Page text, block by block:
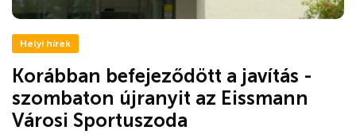
Helyi hírek
Korábban befejeződött a javítás -
szombaton újranyit az Eissmann
Városi Sportuszoda